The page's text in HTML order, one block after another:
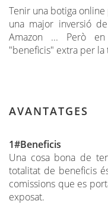
Tenir una botiga
una major inversió
Amazon ... Però
"beneficis" extra per la
AVANTATGES
1#Beneficis
Una cosa bona de
totalitat de beneficis
comissions que es
exposat.